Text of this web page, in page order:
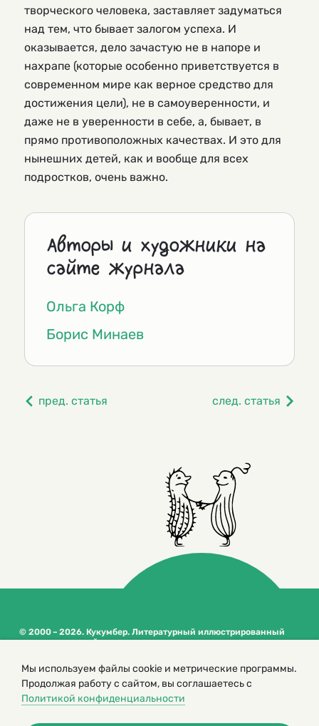
творческого человека, заставляет задуматься
над тем, что бывает залогом успеха. И
оказывается, дело зачастую не в напоре и
нахрапе (которые особенно приветствуется в
современном мире как верное средство для
достижения цели), не в самоуверенности, и
даже не в уверенности в себе, а, бывает, в
прямо противоположных качествах. И это для
нынешних детей, как и вообще для всех
подростков, очень важно.
Авторы и художники на
сайте журнала
Ольга Корф
Борис Минаев
пред. статья след. статья
© 2000 – 2026. Кукумбер. Литературный иллюстрированный
журнал для детей
сайта
Политика конфиденциальности
Мы используем файлы cookie и метрические программы.
Продолжая работу с сайтом, вы соглашаетесь с
Политикой конфиденциальности